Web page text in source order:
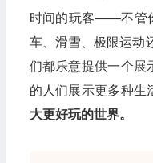
时间的玩客——不管
车、滑雪、极限运动
们都乐意提供一个展
的人们展示更多种生
大更好玩的世界。